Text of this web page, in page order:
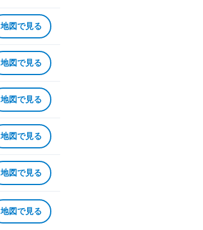
地図で見る
地図で見る
地図で見る
地図で見る
地図で見る
地図で見る